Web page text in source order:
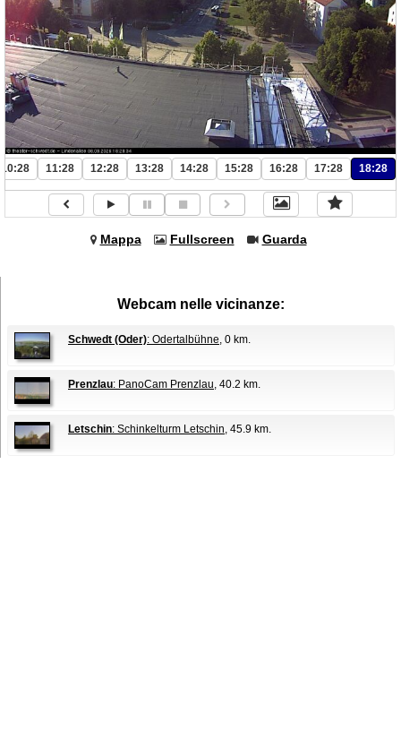
10:28 11:28 12:28 13:28 14:28 15:28 16:28 17:28 18:28
Mappa Fullscreen Guarda
Webcam nelle vicinanze:
Schwedt (Oder): Odertalbühne, 0 km.
Prenzlau: PanoCam Prenzlau, 40.2 km.
Letschin: Schinkelturm Letschin, 45.9 km.